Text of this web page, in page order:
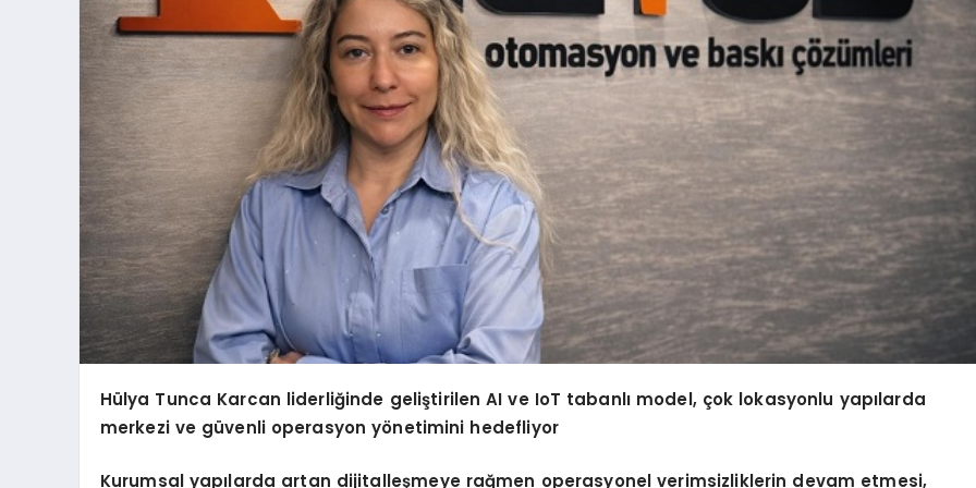
Hülya Tunca Karcan liderliğinde geliştirilen AI ve IoT tabanlı model, çok lokasyonlu yapılarda
merkezi ve güvenli operasyon yönetimini hedefliyor
Kurumsal yapılarda artan dijitalleşmeye rağmen operasyonel verimsizliklerin devam etmesi,